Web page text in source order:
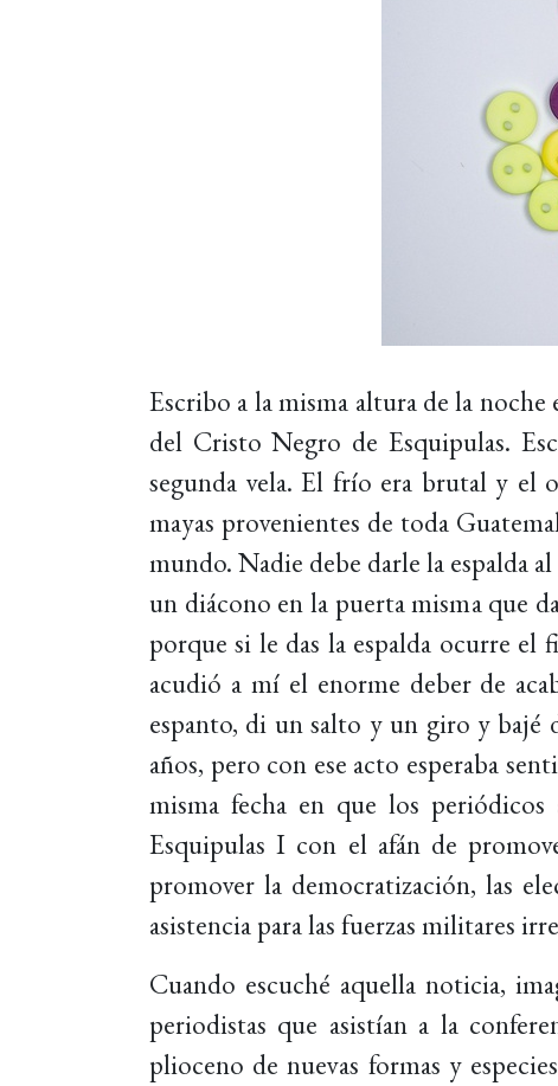
Escribo a la misma altura de la
del Cristo Negro de Esquipulas.
segunda vela. El frío era brutal y el
mayas provenientes de toda
mundo. Nadie debe darle la espalda
un diácono en la puerta misma que
porque si le das la espalda ocurre el
acudió a mí el enorme deber de
espanto, di un salto y un giro y bajé
años, pero con ese acto esperaba
misma fecha en que los
Esquipulas I con el afán de
promover la democratización, las
asistencia para las fuerzas militares
Cuando escuché aquella noticia,
periodistas que asistían a la
plioceno de nuevas formas y